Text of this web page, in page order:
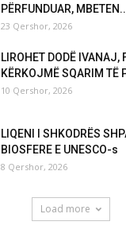
PËRFUNDUAR,
23 Qershor, 2026
LIROHET DODË IVANAJ,
KËRKOJMË SQARIM TË
10 Qershor, 2026
LIQENI I SHKODRËS
BIOSFERE E UNESCO-s
8 Qershor, 2026
Load more